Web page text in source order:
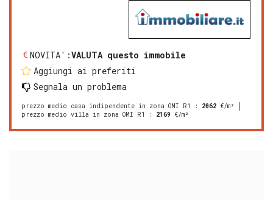
NOVITA':VALUTA questo immobile
Aggiungi ai preferiti
Segnala un problema
prezzo medio casa indipendente in zona OMI R1 : 2062 €/m²
prezzo medio villa in zona OMI R1
: 2169 €/m²